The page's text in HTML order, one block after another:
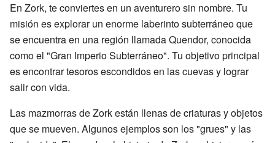
En Zork, te conviertes en un aventurero sin nombre. Tu
misión es explorar un enorme laberinto subterráneo que
se encuentra en una región llamada Quendor, conocida
como el "Gran Imperio Subterráneo". Tu objetivo principal
es encontrar tesoros escondidos en las cuevas y lograr
salir con vida.
Las mazmorras de Zork están llenas de criaturas y objetos
que se mueven. Algunos ejemplos son los "grues" y las